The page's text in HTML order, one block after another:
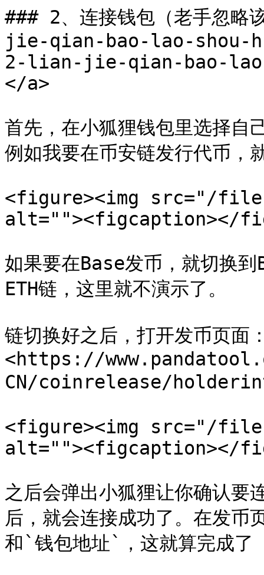
### 2、连接钱包（老手
jie-qian-bao-lao-
2-lian-jie-qian-bao-
</a>
首先，在小狐狸钱包里选择自
例如我要在币安链发行代币，
<figure><img src="/files/
alt=""><figcaption></
如果要在Base发币，就切换
ETH链，这里就不演示了。
链切换好之后，打开发币页面
<https://
CN/coinrelease/
<figure><img src="/files/
alt=""><figcaption></
之后会弹出小狐狸让你确认要
后，就会连接成功了。在发
和`钱包地址`，这就算完成了